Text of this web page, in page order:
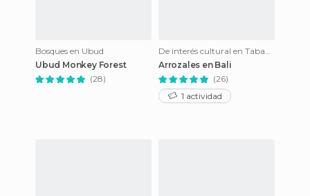
Bosques en Ubud
Ubud Monkey Forest
(28)
De interés cultural en Tabanan
Arrozales en Bali
(26)
1 actividad